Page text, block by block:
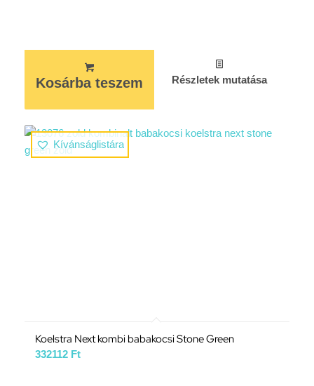
Kosárba teszem Részletek mutatása
Kívánságlistára
Koelstra Next kombi babakocsi Stone Green
332112 Ft